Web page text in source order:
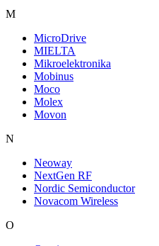
M
MicroDrive
MIELTA
Mikroelektronika
Mobinus
Moco
Molex
Movon
N
Neoway
NextGen RF
Nordic Semiconductor
Novacom Wireless
O